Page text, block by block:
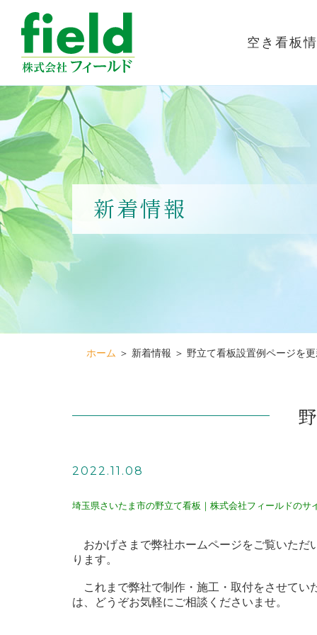
空き看板
新着情報
ホーム ＞ 新着情報 ＞ 野立て看板設置例ページを
2022.11.08
埼玉県さいたま市の野立て看板｜株式会社フィールドの
おかげさまで弊社ホームページをご覧いただ
ります。
これまで弊社で制作・施工・取付をさせてい
は、どうぞお気軽にご相談くださいませ。